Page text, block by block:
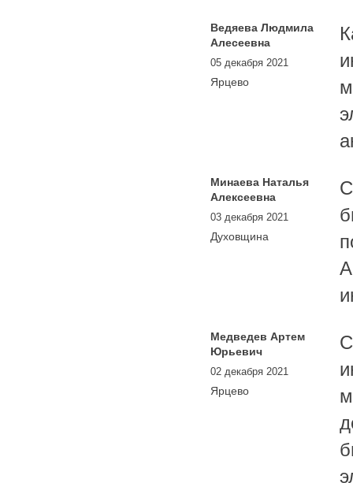
Ведяева Людмила
Алесеевна
05 декабря 2021
Ярцево
Минаева Наталья
Алексеевна
03 декабря 2021
Духовщина
Медведев Артем
Юрьевич
02 декабря 2021
Ярцево